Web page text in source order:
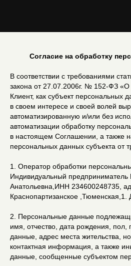
Согласие на обработку
В соответствии с требованиями
закона от 27.07.2006г. № 152-ФЗ
Клиент, как субъект персональных
в своем интересе и своей волей
автоматизированную и/или без
автоматизации обработку
в настоящем Соглашении, а также
персональных данных субъекта от
1. Оператор обработки
Индивидуальный
Анатольевна,ИНН 234600248735,
Краснопартизанское ,Тюменская,1.
2. Персональные данные
имя, отчество, дата рождения, пол,
данные, адрес места жительства,
контактная информация, а также
данные, сообщенные субъектом